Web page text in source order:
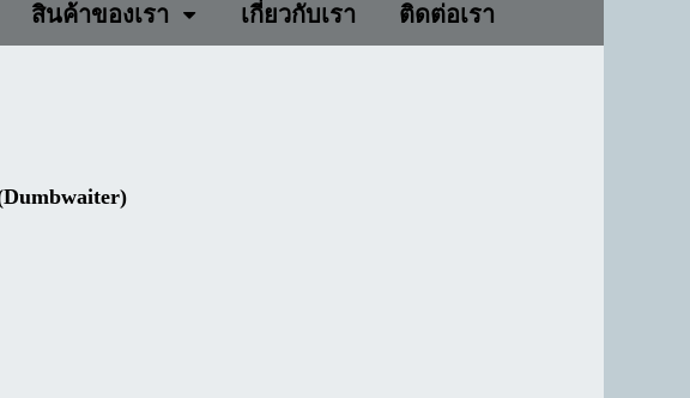
สินค้าของเรา เกี่ยวกับเรา ติดต่อเรา